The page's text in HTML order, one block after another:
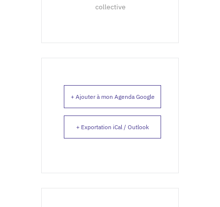
collective
+ Ajouter à mon Agenda Google
+ Exportation iCal / Outlook